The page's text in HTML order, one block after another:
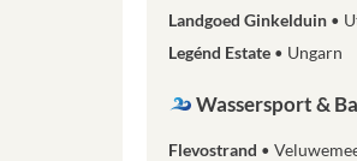
Landgoed Ginkelduin
Legénd Estate
Ungarn
Wassersport &
Flevostrand